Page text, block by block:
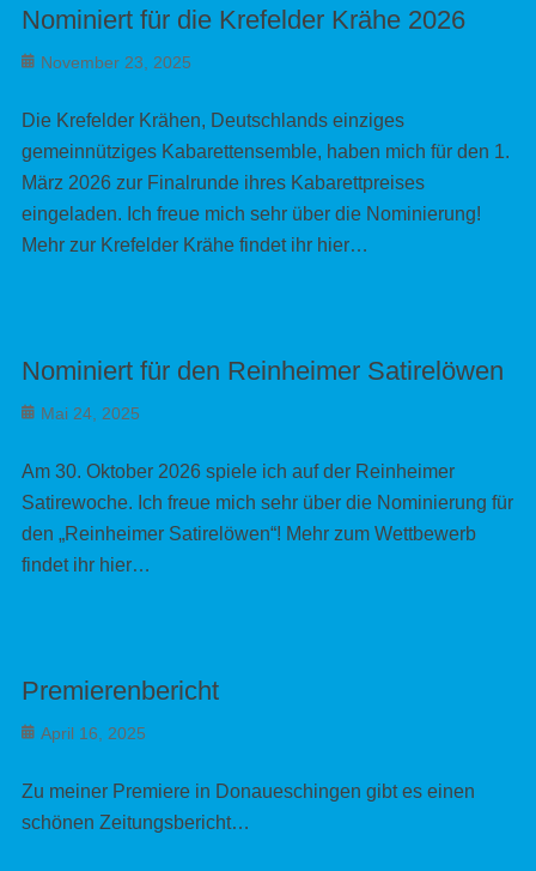
Nominiert für die Krefelder Krähe 2026
Posted
November 23, 2025
Die Krefelder Krähen, Deutschlands einziges
gemeinnütziges Kabarettensemble, haben mich für den 1.
März 2026 zur Finalrunde ihres Kabarettpreises
eingeladen. Ich freue mich sehr über die Nominierung!
Mehr zur Krefelder Krähe findet ihr hier…
Nominiert für den Reinheimer Satirelöwen
PostedMai 24, 2025
Am 30. Oktober 2026 spiele ich auf der Reinheimer
Satirewoche. Ich freue mich sehr über die Nominierung für
den „Reinheimer Satirelöwen“! Mehr zum Wettbewerb
findet ihr hier…
Premierenbericht
Posted
April 16, 2025
Zu meiner Premiere in Donaueschingen gibt es einen
schönen Zeitungsbericht…